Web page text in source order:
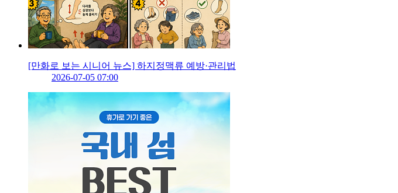
[만화로 보는 시니어 뉴스] 하지정맥류 예방·관리법
2026-07-05 07:00